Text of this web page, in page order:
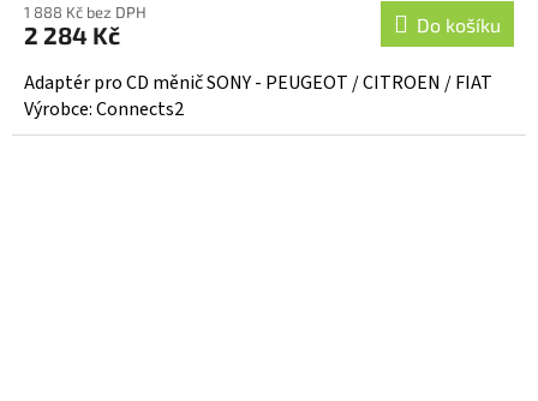
1 888 Kč bez DPH
2 284 Kč Do košíku
Adaptér pro CD měnič SONY - PEUGEOT / CITROEN / FIAT
Výrobce: Connects2